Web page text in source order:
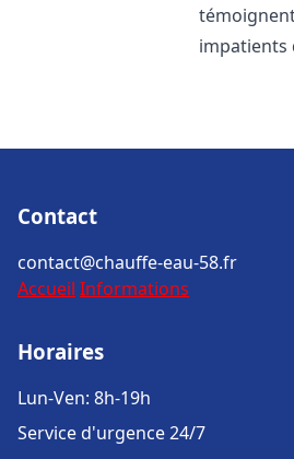
impatients
Contact
contact@chauffe-eau-58.fr
Accueil Informations
Horaires
Lun-Ven: 8h-19h
Service d'urgence 24/7